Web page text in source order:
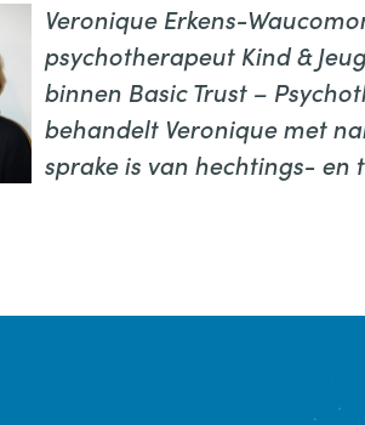
Veronique Erkens-
psychotherapeut Kind &
binnen Basic Trust –
behandelt Veronique met
sprake is van hechtings-